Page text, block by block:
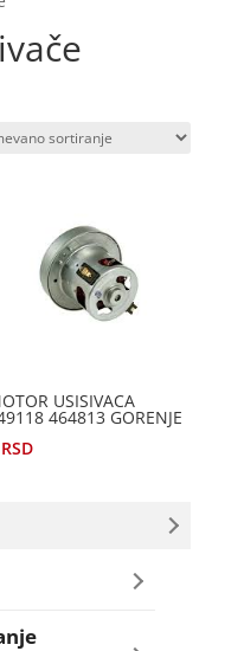
USISIVACA
464813 GORENJE
RSD